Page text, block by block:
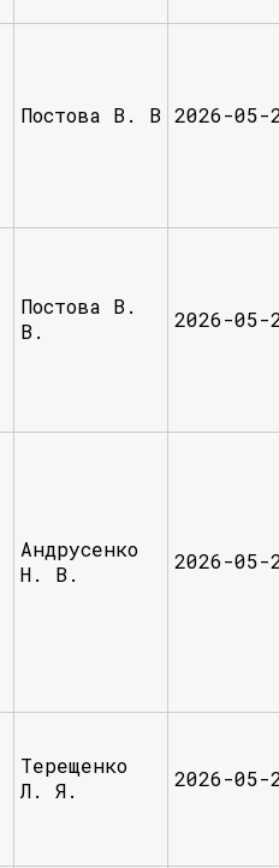
Постова В. В 2026-05-
Постова В.
В.
2026-05-
Андрусенко
Н. В.
2026-05-
Терещенко
Л. Я.
2026-05-